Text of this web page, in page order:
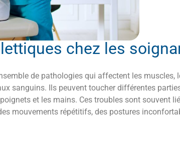
chez les
de pathologies qui affectent les muscles,
sanguins. Ils peuvent toucher différentes
et les mains. Ces troubles sont souvent
mouvements répétitifs, des postures